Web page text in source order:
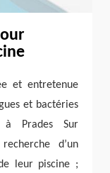
et entretenue
et bactéries
à Prades Sur
d’un
leur piscine ;